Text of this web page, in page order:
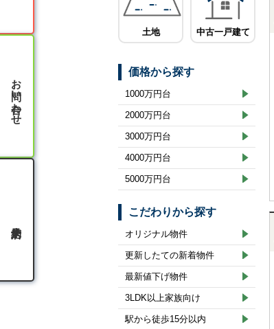
土地 中古一戸建て
価格から探す
1000万円台
2000万円台
3000万円台
4000万円台
5000万円台
こだわりから探す
オリジナル物件
更新したての新着物件
最新値下げ物件
3LDK以上家族向け
駅から徒歩15分以内
お問い合わせ